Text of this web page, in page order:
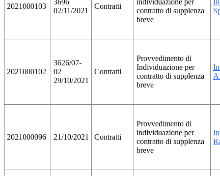
2021000103
3696
02/11/2021
Contratti
individuazione per
contratto di supplenza
breve
2021000102
3626/07-
02
29/10/2021
Contratti
Provvedimento di
Individuazione per
contratto di supplenza
breve
2021000096 21/10/2021 Contratti
Provvedimento di
individuazione per
contratto di supplenza
breve